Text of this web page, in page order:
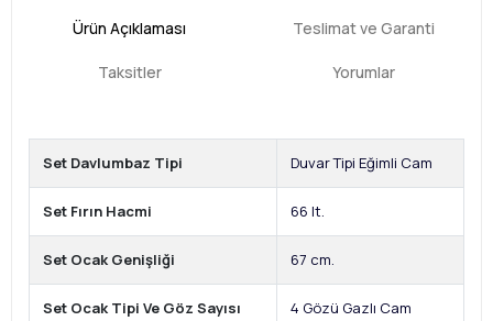
Ürün Açıklaması Teslimat ve Garanti
Taksitler Yorumlar
Set Davlumbaz Tipi Duvar Tipi Eğimli Cam
Set Fırın Hacmi 66 lt.
Set Ocak Genişliği 67 cm.
Set Ocak Tipi Ve Göz Sayısı 4 Gözü Gazlı Cam